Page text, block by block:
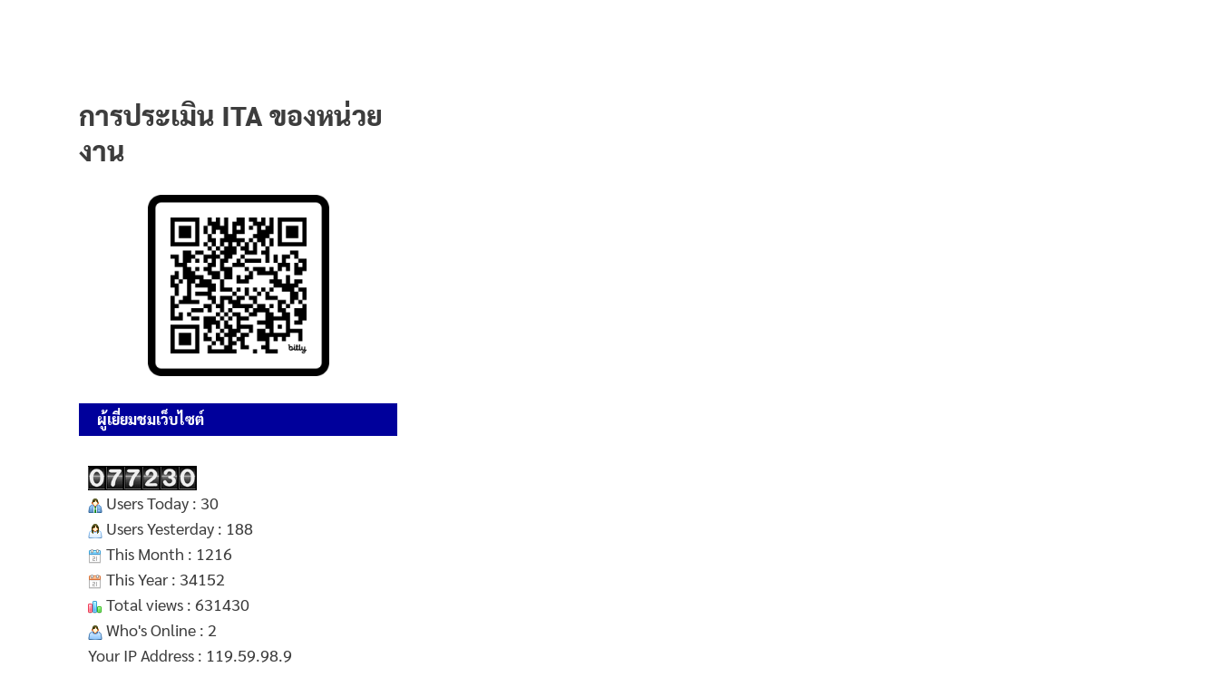
การประเมิน ITA ของหน่วย
งาน
ผู้เยี่ยมชมเว็บไซต์
Users Today : 30
Users Yesterday : 188
This Month : 1216
This Year : 34152
Total views : 631430
Who's Online : 2
Your IP Address : 119.59.98.9